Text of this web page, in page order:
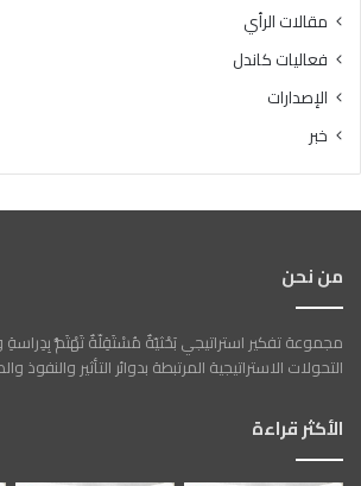
مقالات الرأي
فعاليات كاندل
الإصدارات
خبر
من نحن
مجموعة تفكير استراتيجي بَحْثيّةٌ مُسْتَقِلّةٌ تَهْتَمُّ
التحولات الاستراتيجية المرتبطة بدوائر التأثير والنفوذ
الأكثر قراءة